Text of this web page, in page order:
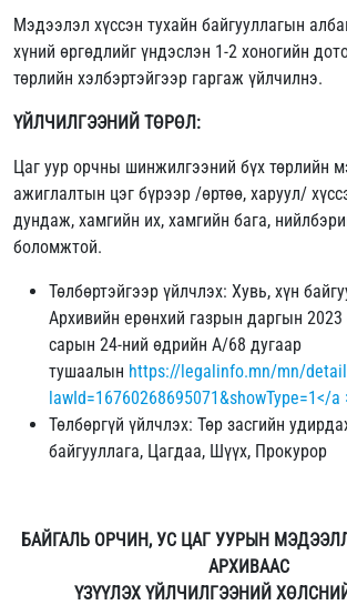
Мэдээлэл хүссэн тухайн байгууллагын
хүний өргөдлийг үндэслэн 1-2 хоногийн
төрлийн хэлбэртэйгээр гаргаж үйлчилнэ.
ҮЙЛЧИЛГЭЭНИЙ ТӨРӨЛ:
Цаг уур орчны шинжилгээний бүх төрлийн
ажиглалтын цэг бүрээр /өртөө, харуул/
дундаж, хамгийн их, хамгийн бага,
боломжтой.
Төлбөртэйгээр үйлчлэх: Хувь, хүн
Архивийн ерөнхий газрын даргын
сарын 24-ний өдрийн А/68 дугаар
тушаалын https://legalinfo.mn/mn/
lawId=16760268695071&showType=1</a
Төлбөргүй үйлчлэх: Төр засгийн
байгууллага, Цагдаа, Шүүх, Прокурор
БАЙГАЛЬ ОРЧИН, УС ЦАГ УУРЫН
АРХИВААС
ҮЗҮҮЛЭХ ҮЙЛЧИЛГЭЭНИЙ